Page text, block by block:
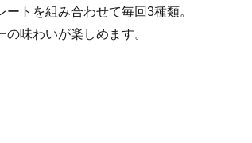
トを組み合わせて毎回3種類。
味わいが楽しめます。